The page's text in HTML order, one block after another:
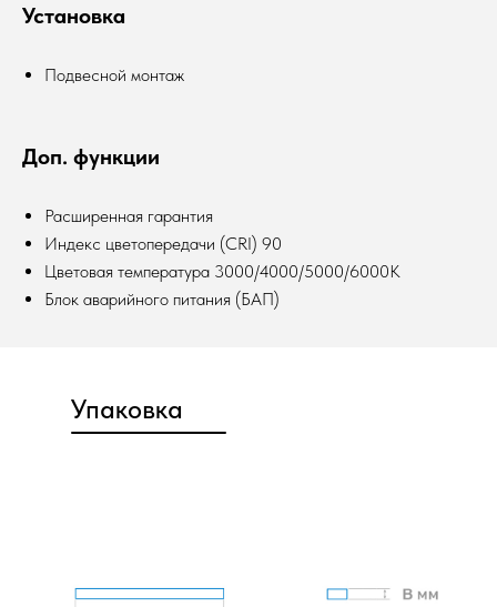
Установка
Подвесной монтаж
Доп. функции
Расширенная гарантия
Индекс цветопередачи (CRI) 90
Цветовая температура 3000/4000/5000/6000К
Блок аварийного питания (БАП)
Упаковка